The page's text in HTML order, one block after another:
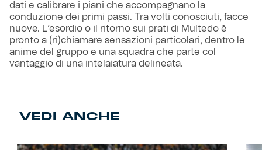
dati e calibrare i piani che accompagnano la
conduzione dei primi passi. Tra volti conosciuti, facce
nuove. L’esordio o il ritorno sui prati di Multedo è
pronto a (ri)chiamare sensazioni particolari, dentro le
anime del gruppo e una squadra che parte col
vantaggio di una intelaiatura delineata.
VEDI ANCHE